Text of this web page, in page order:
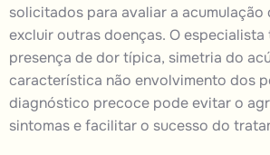
solicitados para avaliar a acumulação
excluir outras doenças. O
presença de dor típica, simetria do
característica não envolvimento dos
diagnóstico precoce pode evitar o
sintomas e facilitar o sucesso do